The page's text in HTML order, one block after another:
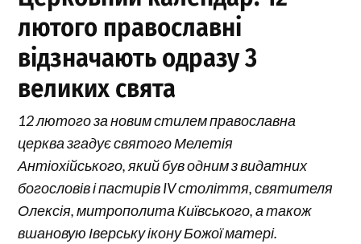
лютого православні
відзначають одразу 3
великих свята
12 лютого за новим стилем православна
церква згадує святого Мелетія
Антіохійського, який був одним з видатних
богословів і пастирів IV століття, святителя
Олексія, митрополита Київського, а також
вшановую Іверську ікону Божої матері.